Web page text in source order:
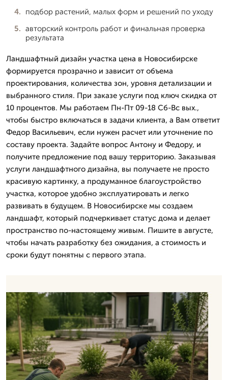
подбор растений, малых форм и решений по уходу
авторский контроль работ и финальная проверка
результата
Ландшафтный дизайн участка цена в Новосибирске
формируется прозрачно и зависит от объема
проектирования, количества зон, уровня детализации и
выбранного стиля. При заказе услуги под ключ скидка от
10 процентов. Мы работаем Пн-Пт 09-18 Сб-Вс вых.,
чтобы быстро включаться в задачи клиента, а Вам ответит
Федор Васильевич, если нужен расчет или уточнение по
составу проекта. Задайте вопрос Антону и Федору, и
получите предложение под вашу территорию. Заказывая
услуги ландшафтного дизайна, вы получаете не просто
красивую картинку, а продуманное благоустройство
участка, которое удобно эксплуатировать и легко
развивать в будущем. В Новосибирске мы создаем
ландшафт, который подчеркивает статус дома и делает
пространство по-настоящему живым. Пишите в августе,
чтобы начать разработку без ожидания, а стоимость и
сроки будут понятны с первого этапа.